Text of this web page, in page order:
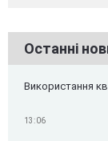
Останні
Використання
13:06